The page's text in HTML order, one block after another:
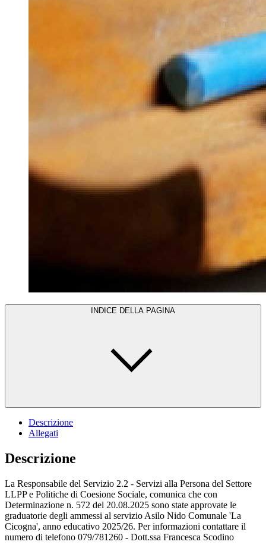
INDICE DELLA PAGINA
Descrizione
Allegati
Descrizione
La Responsabile del Servizio 2.2 - Servizi alla Persona del Settore
LLPP e Politiche di Coesione Sociale, comunica che con
Determinazione n. 572 del 20.08.2025 sono state approvate le
graduatorie degli ammessi al servizio Asilo Nido Comunale 'La
Cicogna', anno educativo 2025/26. Per informazioni contattare il
numero di telefono 079/781260 - Dott.ssa Francesca Scodino